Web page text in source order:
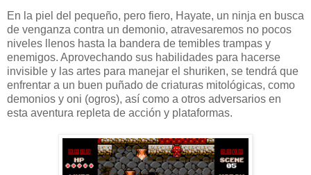
En la piel del pequeño, pero fiero, Hayate, un ninja en busca
de venganza contra un demonio, atravesaremos no pocos
niveles llenos hasta la bandera de temibles trampas y
enemigos. Aprovechando sus habilidades para hacerse
invisible y las artes para manejar el shuriken, se tendrá que
enfrentar a un buen puñado de criaturas mitológicas, como
demonios y oni (ogros), así como a otros adversarios en
esta aventura repleta de acción y plataformas.